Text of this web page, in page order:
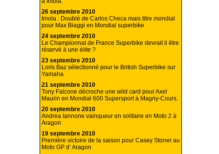
26 septembre 2010
Imola : Doublé de Carlos Checa mais titre mondial
pour Max Biaggi en Mondial superbike
24 septembre 2010
Le Championnat de France Superbike devrait il être
réservé à une élite ?
23 septembre 2010
Loris Baz sélectionné pour le British Superbike sur
Yamaha
21 septembre 2010
Tony Falcone décroche une wild card pour Axel
Maurin en Mondial 600 Supersport à Magny-Cours.
20 septembre 2010
Andrea Iannone vainqueur en solitaire en Moto 2 à
Aragon
19 septembre 2010
Première victoire de la saison pour Casey Stoner au
Moto GP d’ Aragon